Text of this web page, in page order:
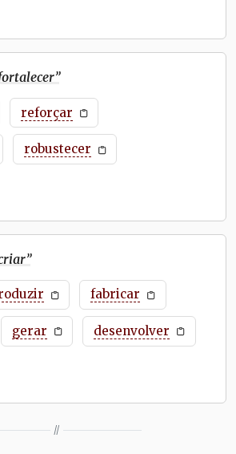
”
reforçar
robustecer
”
fabricar
gerar desenvolver
//